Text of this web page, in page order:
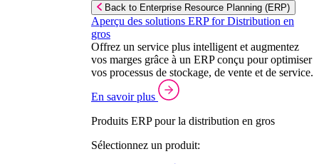
Back to Enterprise Resource Planning (ERP)
Aperçu des solutions ERP for Distribution en
gros
Offrez un service plus intelligent et augmentez
vos marges grâce à un ERP conçu pour optimiser
vos processus de stockage, de vente et de service.
En savoir plus
Produits ERP pour la distribution en gros
Sélectionnez un produit: